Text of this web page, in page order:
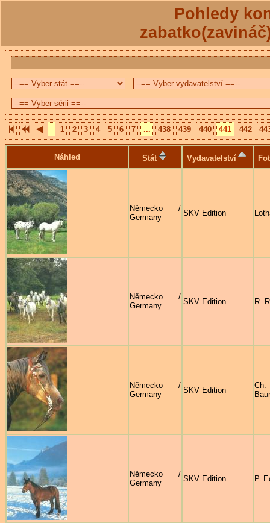
Pohledy
1 2 3 4 5 6 7 ... 438 439 440 441 442
Náhled Stát Vydavatelství
Německo /
Germany
SKV Edition
Německo /
Germany
SKV Edition R.
Německo /
Germany
SKV Edition
Ch.
Německo /
Germany
SKV Edition P.